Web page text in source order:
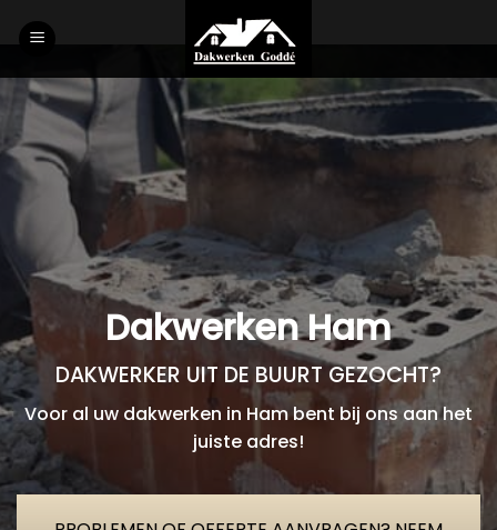
to
Dakwerken Ham
DAKWERKER UIT DE BUURT GEZOCHT?
Voor al uw dakwerken in Ham bent bij ons aan het
juiste adres!